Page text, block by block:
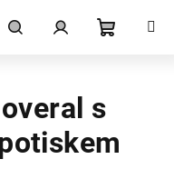
košík
s